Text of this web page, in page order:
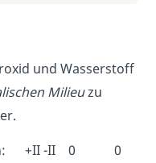
und Wasserstoff
Milieuzu
+II -II 0 0